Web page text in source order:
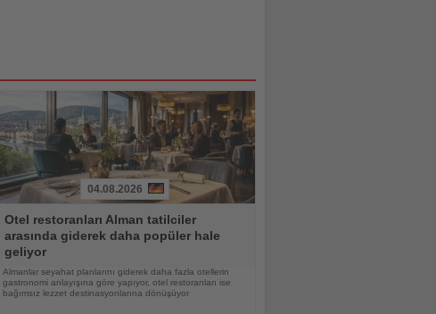
Oku
04.08.2026
Otel restoranları Alman tatilciler
arasında giderek daha popüler hale
geliyor
Almanlar seyahat planlarını giderek daha fazla otellerin
gastronomi anlayışına göre yapıyor, otel restoranları ise
bağımsız lezzet destinasyonlarına dönüşüyor